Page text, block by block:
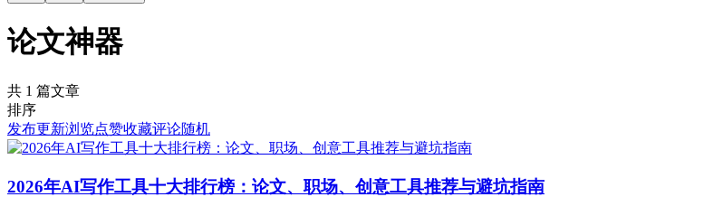
论文神器
共 1 篇文章
排序
发布更新浏览点赞收藏评论随机
2026年AI写作工具十大排行榜：论文、职场、创意工具推荐与避坑指南